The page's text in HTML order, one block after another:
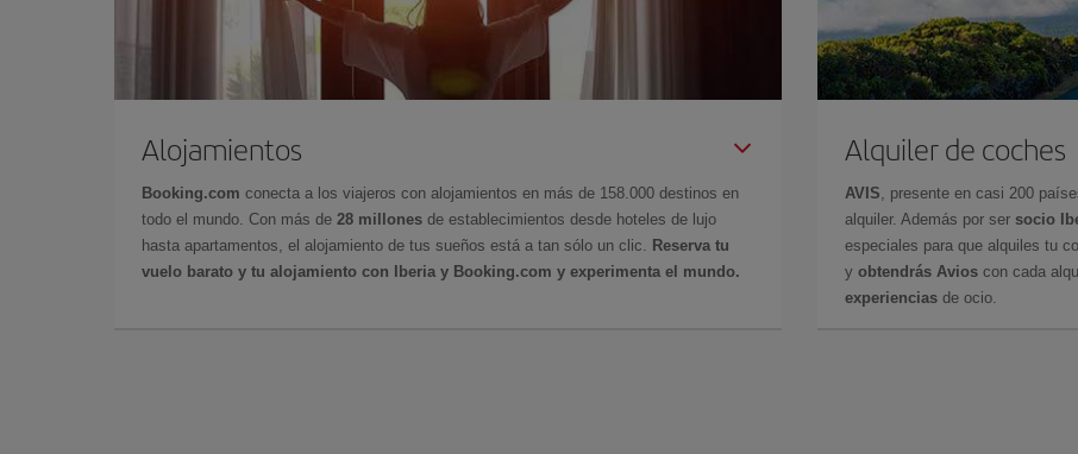
Alojamientos
Booking.com conecta a los viajeros con alojamientos en más de 158.000 destinos en
todo el mundo. Con más de 28 millones de establecimientos desde hoteles de lujo
hasta apartamentos, el alojamiento de tus sueños está a tan sólo un clic.
Reserva tu
vuelo barato y tu alojamiento con Iberia y Booking.com y experimenta el mundo.
Alquiler de coches
AVIS , presente en casi 200
alquiler. Además por ser socio
especiales para que alquiles tu
y obtendrás Avios con cada
experiencias de ocio.